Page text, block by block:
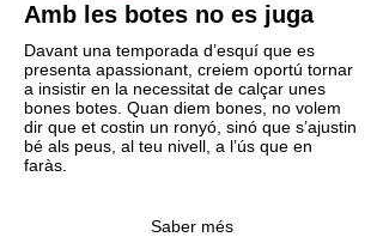
Amb les botes no es juga
Davant una temporada d’esquí que es
presenta apassionant, creiem oportú tornar
a insistir en la necessitat de calçar unes
bones botes. Quan diem bones, no volem
dir que et costin un ronyó, sinó que s’ajustin
bé als peus, al teu nivell, a l’ús que en
faràs.
Saber més